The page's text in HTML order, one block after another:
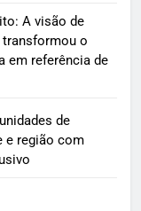
A visão de
o
em referência de
de
e região com